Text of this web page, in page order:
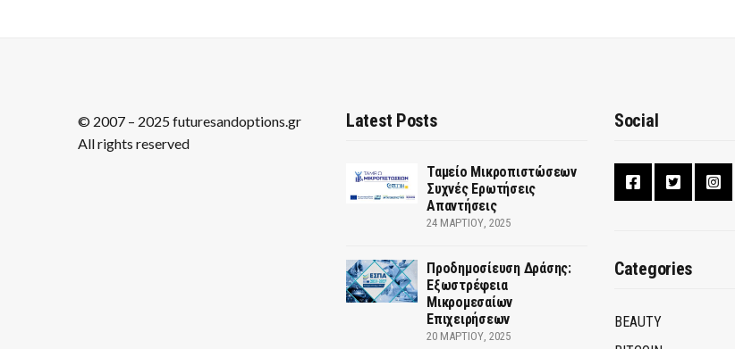
© 2007 – 2025 futuresandoptions.gr
All rights reserved
Latest Posts
Ταμείο Μικροπιστώσεων
Συχνές Ερωτήσεις
Απαντήσεις
24 ΜΑΡΤΊΟΥ, 2025
Προδημοσίευση Δράσης:
Εξωστρέφεια
Μικρομεσαίων
Επιχειρήσεων
20 ΜΑΡΤΊΟΥ, 2025
Social
Categories
BEAUTY